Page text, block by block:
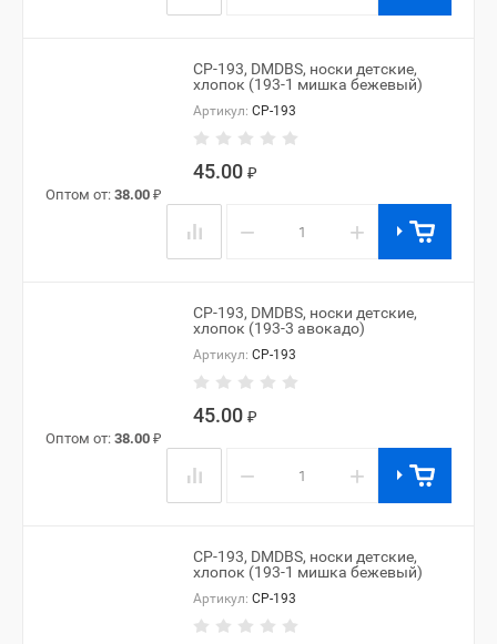
CP-193, DMDBS, носки детские,
хлопок (193-1 мишка бежевый)
Артикул: CP-193
45.00 ₽
Оптом от: 38.00 ₽
− +
CP-193, DMDBS, носки детские,
хлопок (193-3 авокадо)
Артикул: CP-193
45.00 ₽
Оптом от: 38.00 ₽
− +
CP-193, DMDBS, носки детские,
хлопок (193-1 мишка бежевый)
Артикул: CP-193